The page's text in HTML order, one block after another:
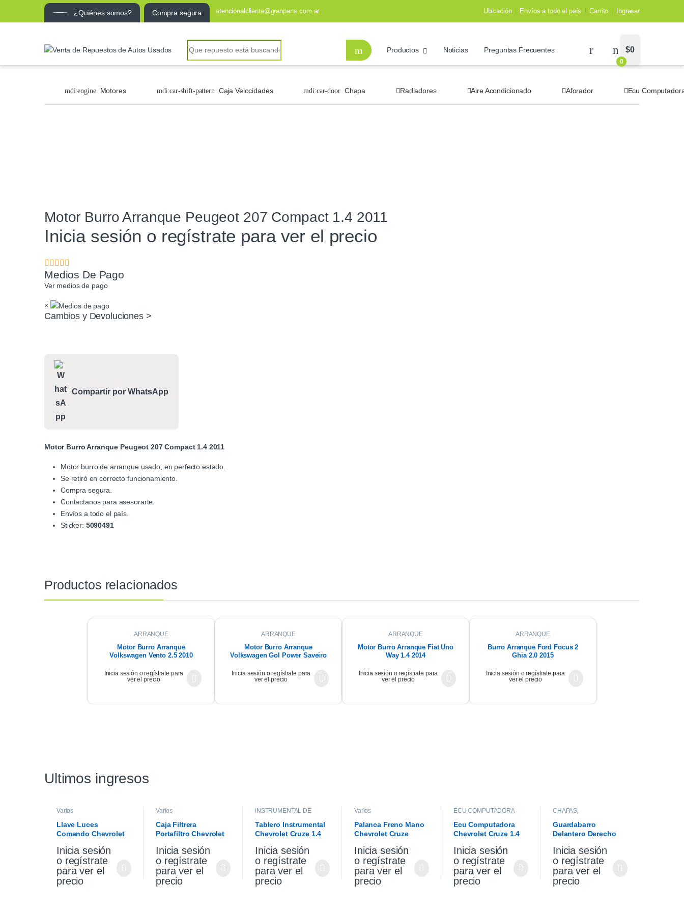
¿Quiénes somos? Compra segura atencionalcliente@granparts.com.ar Ubicación Envíos a todo el país Carrito Ingresar
Productos Noticias Preguntas Frecuentes
0
$0
Motores Caja Velocidades Chapa Radiadores Aire Acondicionado Aforador Ecu
Motor Burro Arranque Peugeot 207 Compact 1.4 2011
Inicia sesión o regístrate para ver el precio
Medios De Pago
Ver medios de pago
×
Cambios y Devoluciones >
Compartir por WhatsApp
Motor Burro Arranque Peugeot 207 Compact 1.4 2011
Motor burro de arranque usado, en perfecto estado.
Se retiró en correcto funcionamiento.
Compra segura.
Contactanos para asesorarte.
Envíos a todo el país.
Sticker: 5090491
Productos relacionados
ARRANQUE
Motor Burro Arranque
Volkswagen Vento 2.5 2010
Inicia sesión o regístrate para
ver el precio
ARRANQUE
Motor Burro Arranque
Volkswagen Gol Power Saveiro
Inicia sesión o regístrate para
ver el precio
ARRANQUE
Motor Burro Arranque Fiat Uno
Way 1.4 2014
Inicia sesión o regístrate para
ver el precio
ARRANQUE
Burro Arranque Ford Focus 2
Ghia 2.0 2015
Inicia sesión o regístrate para
ver el precio
Ultimos ingresos
Varios
Llave Luces
Comando Chevrolet
Inicia sesión
o regístrate
para ver el
precio
Varios
Caja Filtrera
Portafiltro Chevrolet
19/21
Inicia sesión
o regístrate
para ver el
precio
INSTRUMENTAL DE
Tablero Instrumental
Chevrolet Cruze 1.4
Inicia sesión
o regístrate
para ver el
precio
Varios
Palanca Freno Mano
Chevrolet Cruze
Inicia sesión
o regístrate
para ver el
precio
ECU COMPUTADORA
Ecu Computadora
Chevrolet Cruze 1.4
Inicia sesión
o regístrate
para ver el
precio
CHAPAS
Guardabarro
Delantero Derecho
Inicia sesión
o regístrate
para ver el
precio